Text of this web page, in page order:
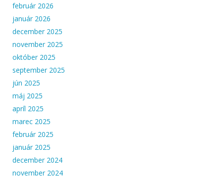
február 2026
január 2026
december 2025
november 2025
október 2025
september 2025
jún 2025
máj 2025
apríl 2025
marec 2025
február 2025
január 2025
december 2024
november 2024